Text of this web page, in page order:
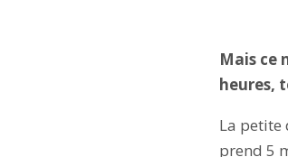
Mais ce
heures,
La petite
prend 5